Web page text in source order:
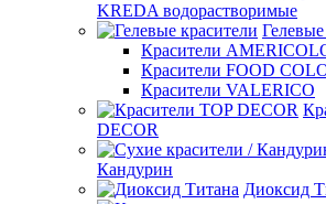
KREDA водорастворимые
Красители
Красители FOOD
Красители VALERICO
DECOR
Кандурин
Диоксид